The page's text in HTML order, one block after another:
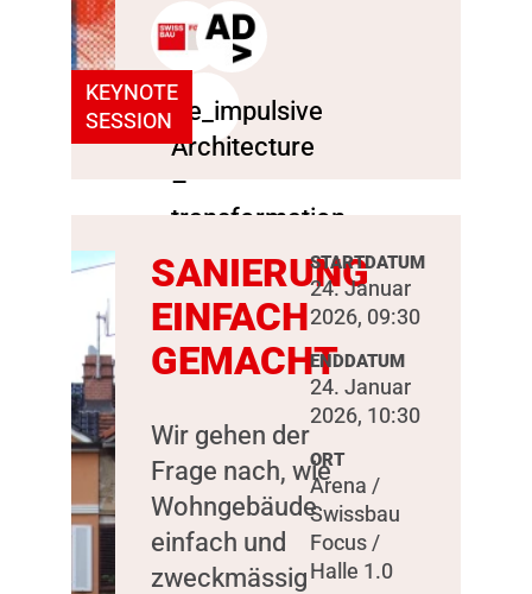
KEYNOTE
SESSION
SANIERUNG
EINFACH
GEMACHT
Wir gehen der
Frage nach, wie
Wohngebäude
einfach und
zweckmässig
STARTDATUM
24. Januar
2026, 09:30
ENDDATUM
24. Januar
2026, 10:30
ORT
Arena /
Swissbau
Focus /
Halle 1.0